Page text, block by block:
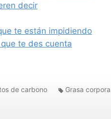
decir
te están impidiendo
te des cuenta
de carbono Grasa